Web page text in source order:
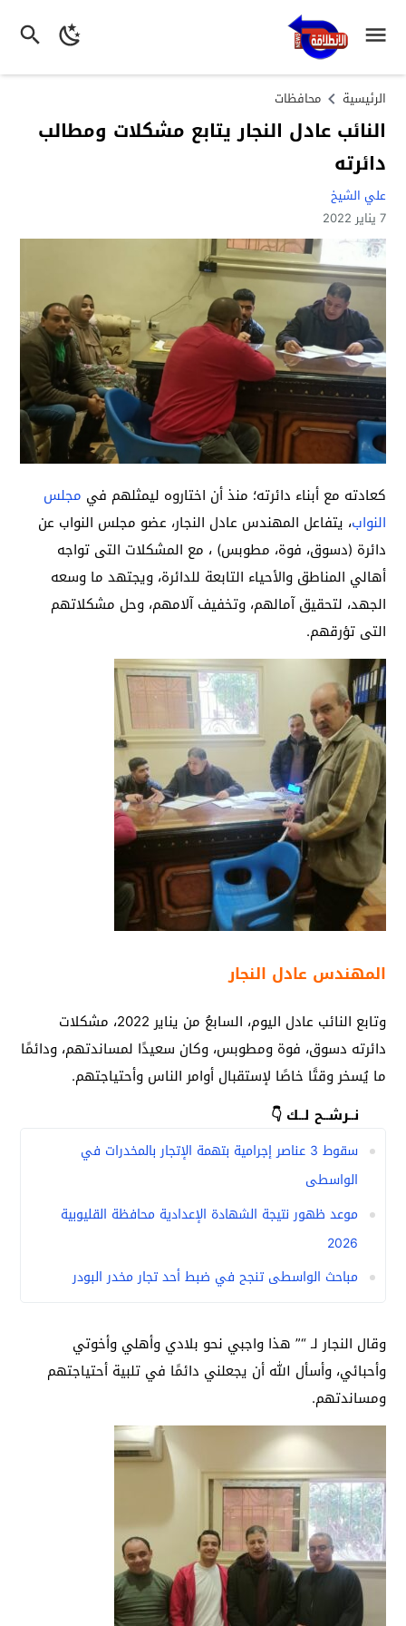
الرئيسية محافظات
النائب عادل النجار يتابع مشكلات ومطالب
دائرته
علي الشيخ
7 يناير 2022
كعادته مع أبناء دائرته؛ منذ أن اختاروه ليمثلهم في مجلس
النواب، يتفاعل المهندس عادل النجار، عضو مجلس النواب عن
دائرة (دسوق، فوة، مطوبس) ، مع المشكلات التى تواجه
أهالي المناطق والأحياء التابعة للدائرة، ويجتهد ما وسعه
الجهد، لتحقيق آمالهم، وتخفيف آلامهم، وحل مشكلاتهم
التى تؤرقهم.
المهندس عادل النجار
وتابع النائب عادل اليوم، السابعُ من يناير 2022، مشكلات
دائرته دسوق، فوة ومطوبس، وكان سعيدًا لمساندتهم، ودائمًا
ما يُسخر وقتًا خاصًا لإستقبال أوامر الناس وأحتياجتهم.
نــرشــح لــك 👇
سقوط 3 عناصر إجرامية بتهمة الإتجار بالمخدرات في
الواسطى
موعد ظهور نتيجة الشهادة الإعدادية محافظة القليوبية
2026
مباحث الواسطى تنجح في ضبط أحد تجار مخدر البودر
وقال النجار لـ “” هذا واجبي نحو بلادي وأهلي وأخوتي
وأحبائي، وأسأل الله أن يجعلني دائمًا في تلبية أحتياجتهم
ومساندتهم.